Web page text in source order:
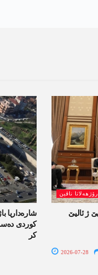
شارەداریا
کوردی
کر
رۆژھەلاتا ناڤین
ژ ئالیێ
2026-07-28